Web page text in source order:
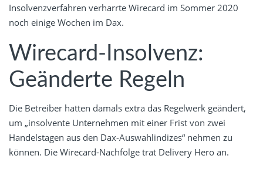
Insolvenzverfahren verharrte Wirecard im Sommer 2020
noch einige Wochen im Dax.
Wirecard-Insolvenz:
Geänderte Regeln
Die Betreiber hatten damals extra das Regelwerk geändert,
um „insolvente Unternehmen mit einer Frist von zwei
Handelstagen aus den Dax-Auswahlindizes“ nehmen zu
können. Die Wirecard-Nachfolge trat Delivery Hero an.